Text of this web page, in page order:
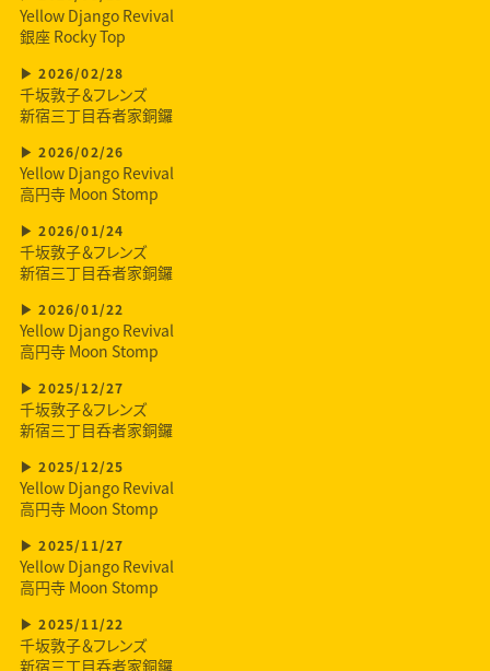
Yellow Django Revival
銀座 Rocky Top
2026/02/28
千坂敦子＆フレンズ
新宿三丁目呑者家銅鑼
2026/02/26
Yellow Django Revival
高円寺 Moon Stomp
2026/01/24
千坂敦子＆フレンズ
新宿三丁目呑者家銅鑼
2026/01/22
Yellow Django Revival
高円寺 Moon Stomp
2025/12/27
千坂敦子＆フレンズ
新宿三丁目呑者家銅鑼
2025/12/25
Yellow Django Revival
高円寺 Moon Stomp
2025/11/27
Yellow Django Revival
高円寺 Moon Stomp
2025/11/22
千坂敦子＆フレンズ
新宿三丁目呑者家銅鑼